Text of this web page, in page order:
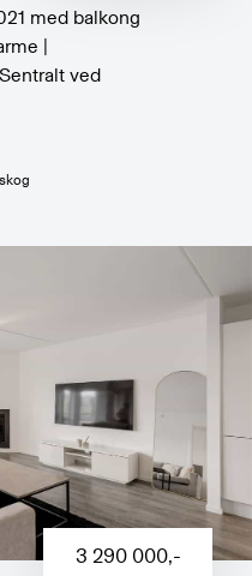
med balkong
|
ved
3 290 000,-